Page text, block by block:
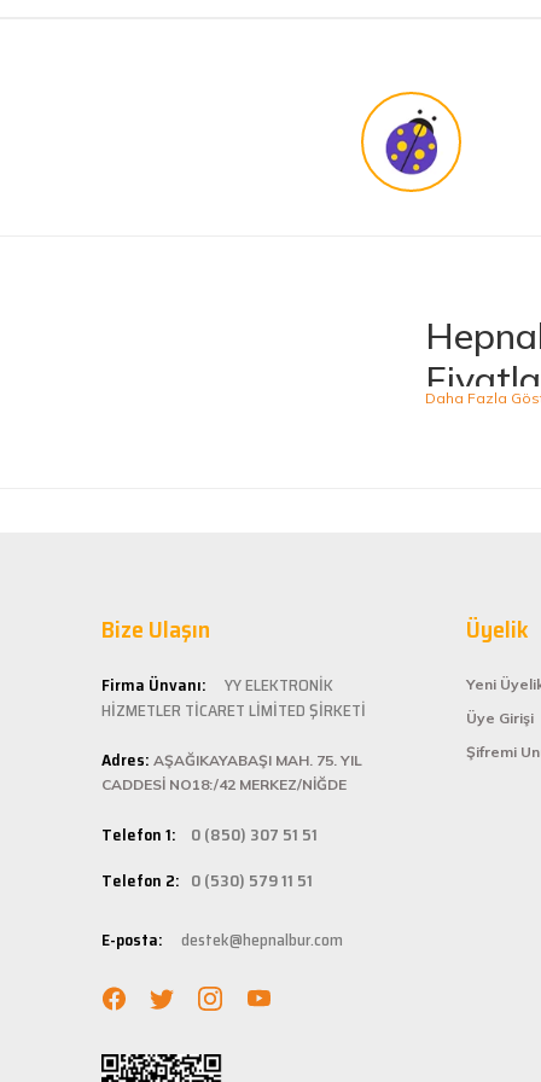
ü... ş... | 22/01/2025
Deneyimini Paylaş
alışveriş
ömürlü
Kolay
istediğiniz
bilgilere
Hızlı
adresinize
Bize Ulaşın
Firma Ünvanı:
YY ELEKTRONİK
HİZMETLER TİCARET LİMİTED ŞİRKETİ
Adres: AŞAĞIKAYABAŞI MAH. 75. YIL
CADDESİ NO18:/42 MERKEZ/NİĞDE
Telefon 1: 0 (850) 307 51 51
Telefon 2: 0 (530) 579 11 51
E-posta: destek@hepnalbur.com
Üyelik
Yeni
Üye Girişi
Şifremi